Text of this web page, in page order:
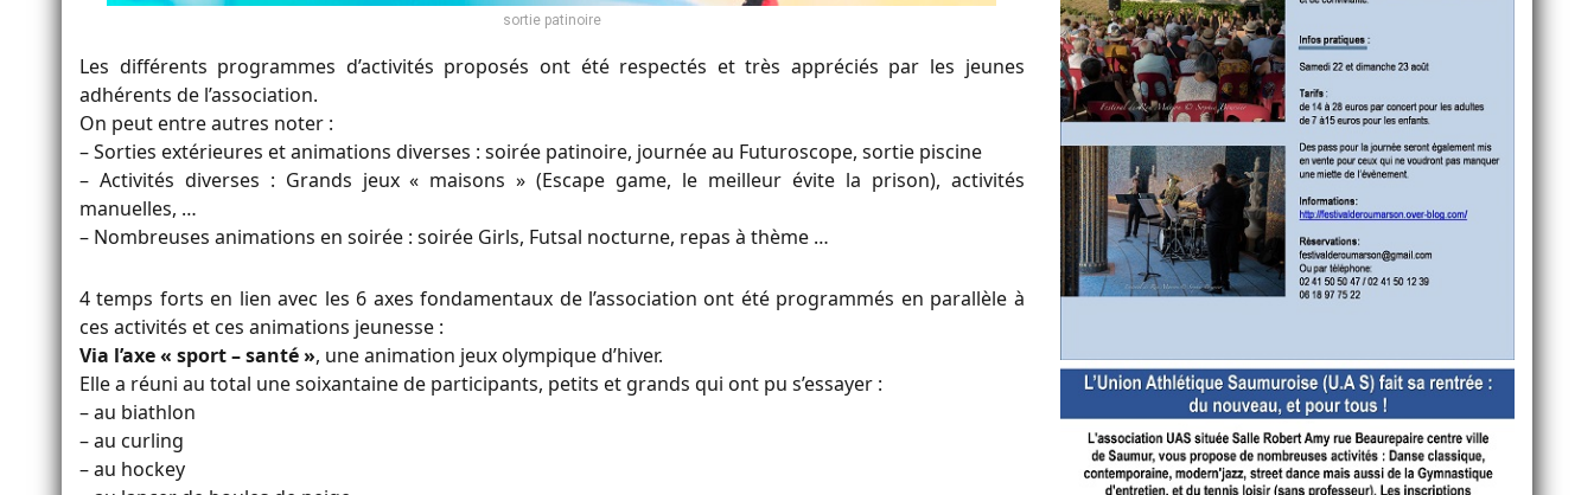
sortie patinoire
Les différents programmes d’activités proposés ont été respectés et très appréciés par les jeunes
adhérents de l’association.
On peut entre autres noter :
– Sorties extérieures et animations diverses : soirée patinoire, journée au Futuroscope, sortie piscine
– Activités diverses : Grands jeux « maisons » (Escape game, le meilleur évite la prison), activités
manuelles, …
– Nombreuses animations en soirée : soirée Girls, Futsal nocturne, repas à thème …
4 temps forts en lien avec les 6 axes fondamentaux de l’association ont été programmés en parallèle à
ces activités et ces animations jeunesse :
Via l’axe « sport – santé », une animation jeux olympique d’hiver.
Elle a réuni au total une soixantaine de participants, petits et grands qui ont pu s’essayer :
– au biathlon
– au curling
– au hockey